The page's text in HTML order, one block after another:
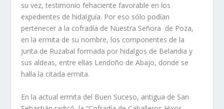
su vez, testimonio fehaciente favorable en los
expedientes de hidalguía. Por eso sólo podían
pertenecer a la cofradía de Nuestra Señora de Poza,
en la ermita de su nombre, los componentes de la
Junta de Ruzabal formada por hidalgos de Belandia y
sus aldeas, entre ellas Lendoño de Abajo, donde se
halla la citada ermita.
En la actual ermita del Buen Suceso, antigua de San